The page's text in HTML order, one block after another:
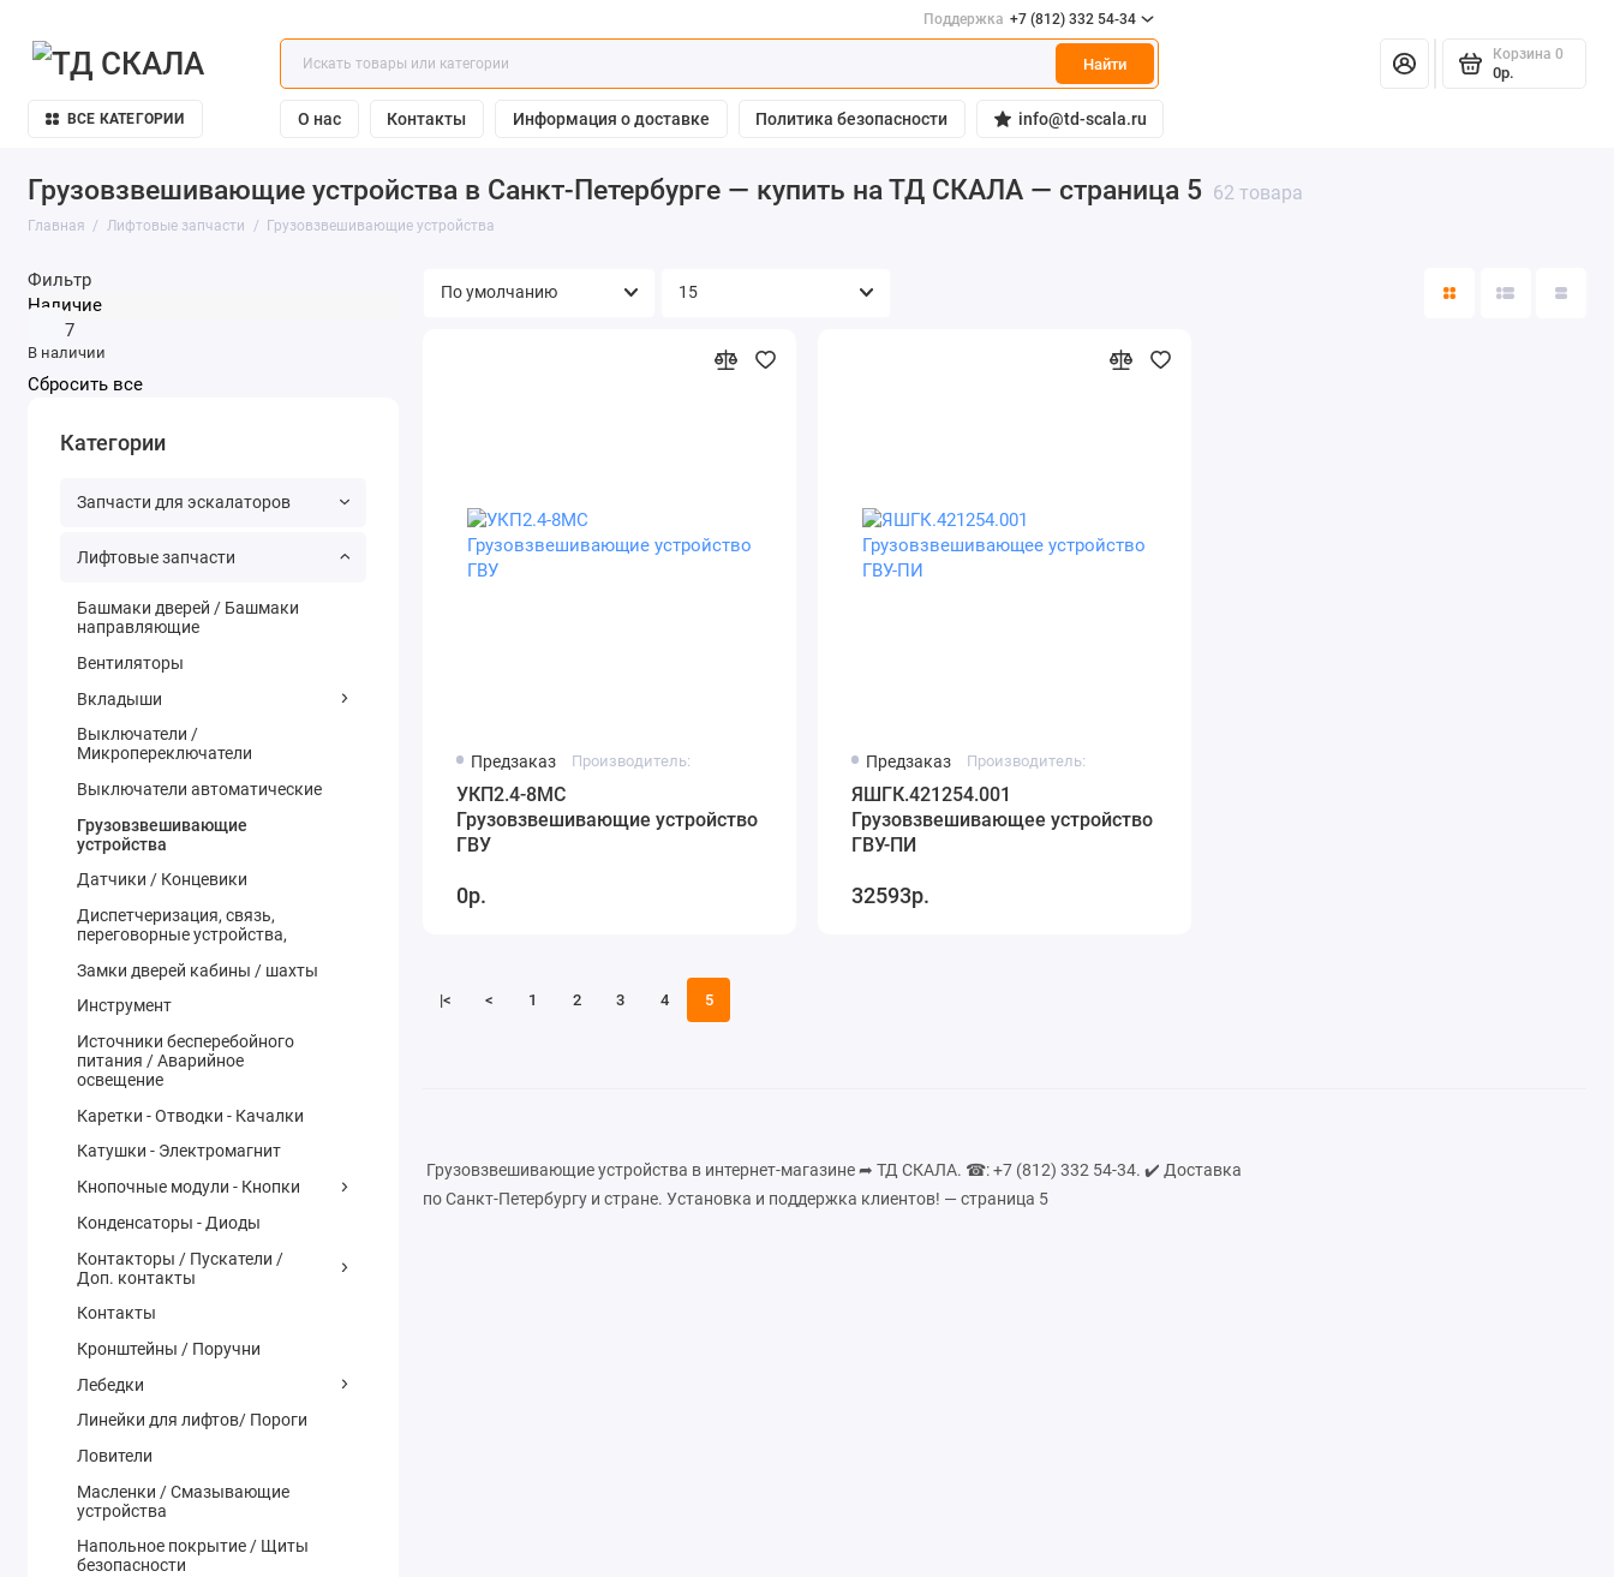
Поддержка +7 (812) 332 54-34
Найти
Корзина 0
0р.
ВСЕ КАТЕГОРИИ О нас Контакты Информация о доставке Политика безопасности info@td-scala.ru
Грузовзвешивающие устройства в Санкт-Петербурге — купить на ТД СКАЛА — страница 5 62 товара
Главная Лифтовые запчасти Грузовзвешивающие устройства
Фильтр
Наличие
7
В наличии
Категории
Запчасти для эскалаторов
Лифтовые запчасти
Башмаки дверей / Башмаки
направляющие
Вентиляторы
Вкладыши
Выключатели /
Микропереключатели
Выключатели автоматические
Грузовзвешивающие
устройства
Датчики / Концевики
Диспетчеризация, связь,
переговорные устройства,
Замки дверей кабины / шахты
Инструмент
Источники бесперебойного
питания / Аварийное
освещение
Каретки - Отводки - Качалки
Катушки - Электромагнит
Кнопочные модули - Кнопки
Конденсаторы - Диоды
Контакторы / Пускатели /
Доп. контакты
Контакты
Кронштейны / Поручни
Лебедки
Линейки для лифтов/ Пороги
Ловители
Масленки / Смазывающие
устройства
Напольное покрытие / Щиты
безопасности
Предзаказ Производитель:
УКП2.4-8МС
Грузовзвешивающие устройство
ГВУ
0р.
Предзаказ Производитель:
ЯШГК.421254.001
Грузовзвешивающее устройство
ГВУ-ПИ
32593р.
|< < 1 2 3 4 5
Грузовзвешивающие устройства в интернет-магазине ➦ ТД СКАЛА. ☎: +7 (812) 332 54-34. ✔️ Доставка
по Санкт-Петербургу и стране. Установка и поддержка клиентов! — страница 5